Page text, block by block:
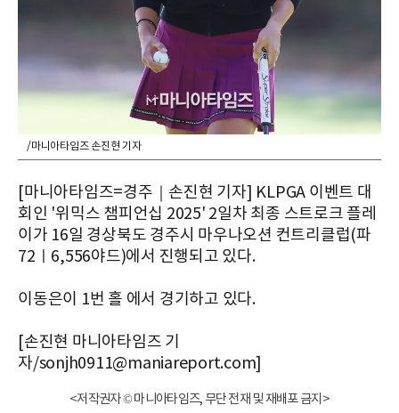
/마니아타임즈 손진현 기자
[마니아타임즈=경주｜손진현 기자] KLPGA 이벤트 대
회인 '위믹스 챔피언십 2025' 2일차 최종 스트로크 플레
이가 16일 경상북도 경주시 마우나오션 컨트리클럽(파
72ㅣ6,556야드)에서 진행되고 있다.
이동은이 1번 홀 에서 경기하고 있다.
[손진현 마니아타임즈 기
자/sonjh0911@maniareport.com]
<저작권자 © 마니아타임즈, 무단 전재 및 재배포 금지>